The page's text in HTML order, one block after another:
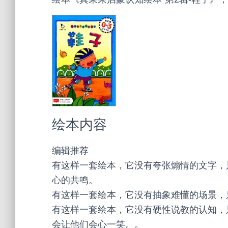
绘本内容
编辑推荐
有这样一套绘本，它没有夸张煽情的文字
心的共鸣。
有这样一套绘本，它没有抽象难懂的场景
有这样一套绘本，它没有硬性说教的认知
会让他们会心一笑。。